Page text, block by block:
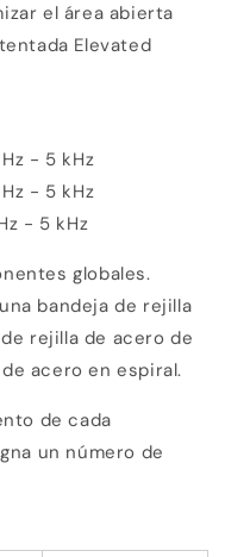
el área abierta
Elevated
- 5 kHz
- 5 kHz
- 5 kHz
globales.
bandeja de rejilla
rejilla de acero de
acero en espiral.
de cada
un número de